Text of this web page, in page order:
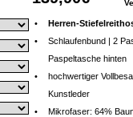
•
Herren-
•
Schlaufenbund | 2
Paspeltasche hinten
•
hochwertiger
Kunstleder
•
Mikrofaser: 64%